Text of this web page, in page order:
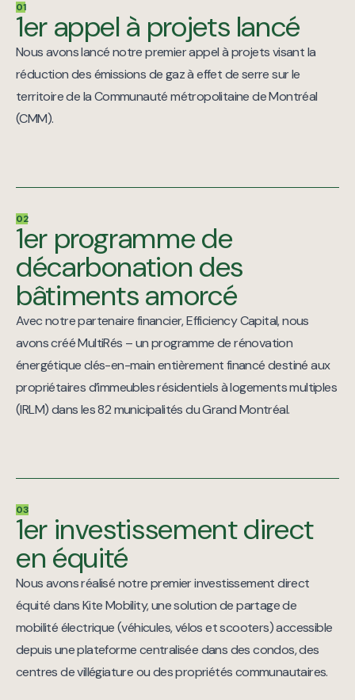
01
1er appel à projets lancé
Nous avons lancé notre premier appel à projets visant la
réduction des émissions de gaz à effet de serre sur le
territoire de la Communauté métropolitaine de Montréal
(CMM).
02
1er programme de
décarbonation des
bâtiments amorcé
Avec notre partenaire financier, Efficiency Capital, nous
avons créé MultiRés – un programme de rénovation
énergétique clés-en-main entièrement financé destiné aux
propriétaires d’immeubles résidentiels à logements multiples
(IRLM) dans les 82 municipalités du Grand Montréal.
03
1er investissement direct
en équité
Nous avons réalisé notre premier investissement direct
équité dans Kite Mobility, une solution de partage de
mobilité électrique (véhicules, vélos et scooters) accessible
depuis une plateforme centralisée dans des condos, des
centres de villégiature ou des propriétés communautaires.